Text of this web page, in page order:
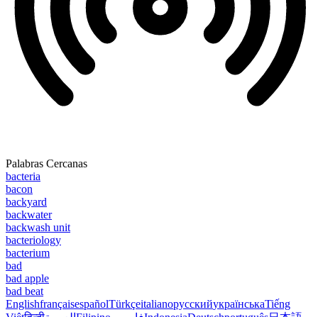
Palabras Cercanas
bacteria
bacon
backyard
backwater
backwash unit
bacteriology
bacterium
bad
bad apple
bad beat
EnglishfrançaisespañolTürkçeitalianoрусскийукраїнськаTiếng